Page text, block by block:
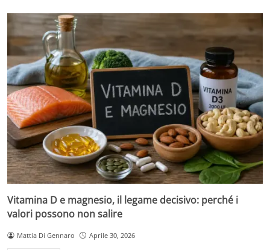
Vitamina D e magnesio, il legame decisivo: perché i
valori possono non salire
Mattia Di Gennaro Aprile 30, 2026